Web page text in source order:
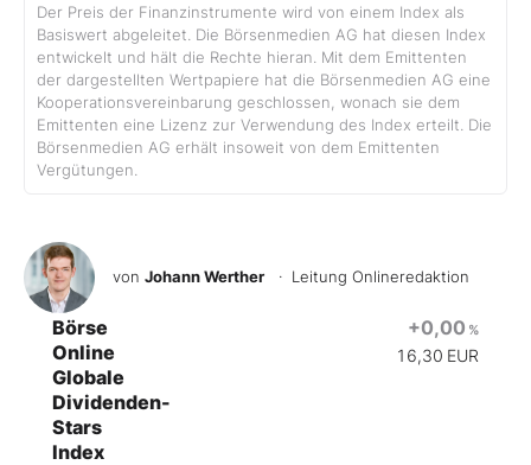
Der Preis der Finanzinstrumente wird von einem Index als
Basiswert abgeleitet. Die Börsenmedien AG hat diesen Index
entwickelt und hält die Rechte hieran. Mit dem Emittenten
der dargestellten Wertpapiere hat die Börsenmedien AG eine
Kooperationsvereinbarung geschlossen, wonach sie dem
Emittenten eine Lizenz zur Verwendung des Index erteilt. Die
Börsenmedien AG erhält insoweit von dem Emittenten
Vergütungen.
von Johann Werther · Leitung Onlineredaktion
Börse
Online
Globale
Dividenden-
Stars
Index
+0,00 %
16,30 EUR